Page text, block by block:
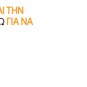
ΤΗΝ
ΓΙΑ ΝΑ